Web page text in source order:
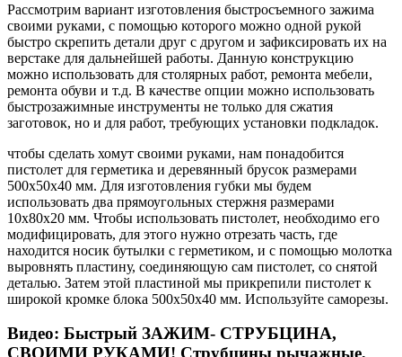
Рассмотрим вариант изготовления быстросъемного зажима
своими руками, с помощью которого можно одной рукой
быстро скрепить детали друг с другом и зафиксировать их на
верстаке для дальнейшей работы. Данную конструкцию
можно использовать для столярных работ, ремонта мебели,
ремонта обуви и т.д. В качестве опции можно использовать
быстрозажимные инструменты не только для сжатия
заготовок, но и для работ, требующих установки подкладок.
чтобы сделать хомут своими руками, нам понадобится
пистолет для герметика и деревянный брусок размерами
500х50х40 мм. Для изготовления губки мы будем
использовать два прямоугольных стержня размерами
10х80х20 мм. Чтобы использовать пистолет, необходимо его
модифицировать, для этого нужно отрезать часть, где
находится носик бутылки с герметиком, и с помощью молотка
выровнять пластину, соединяющую сам пистолет, со снятой
деталью. Затем этой пластиной мы прикрепили пистолет к
широкой кромке блока 500х50х40 мм. Используйте саморезы.
Видео: Быстрый ЗАЖИМ- СТРУБЦИНА,
СВОИМИ РУКАМИ! Струбцины рычажные,